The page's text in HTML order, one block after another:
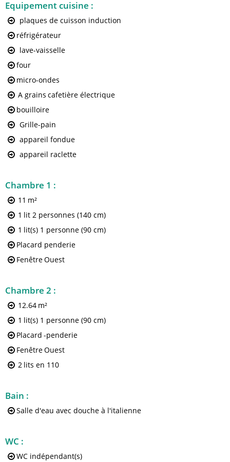
Equipement cuisine :
plaques de cuisson induction
réfrigérateur
lave-vaisselle
four
micro-ondes
A grains cafetière électrique
bouilloire
Grille-pain
appareil fondue
appareil raclette
Chambre 1 :
11 m²
1 lit 2 personnes (140 cm)
1 lit(s) 1 personne (90 cm)
Placard penderie
FenêtreOuest
Chambre 2 :
12.64 m²
1 lit(s) 1 personne (90 cm)
Placard -penderie
FenêtreOuest
2 lits en 110
Bain :
Salle d'eau avec douche à l'italienne
WC :
WC indépendant(s)